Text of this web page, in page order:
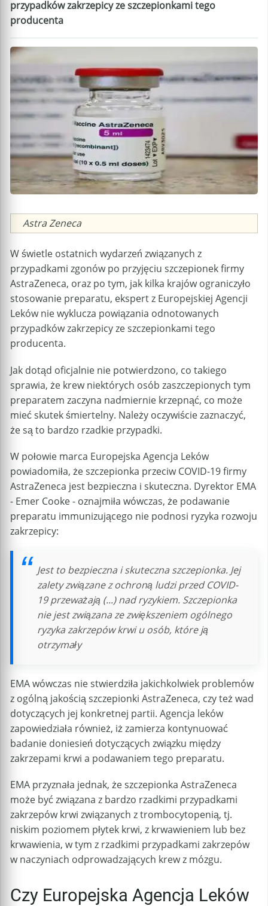
przypadków zakrzepicy ze szczepionkami tego
producenta
Caption
Astra Zeneca
W świetle ostatnich wydarzeń związanych z
przypadkami zgonów po przyjęciu szczepionek firmy
AstraZeneca, oraz po tym, jak kilka krajów ograniczyło
stosowanie preparatu, ekspert z Europejskiej Agencji
Leków nie wyklucza powiązania odnotowanych
przypadków zakrzepicy ze szczepionkami tego
producenta.
Jak dotąd oficjalnie nie potwierdzono, co takiego
sprawia, że krew niektórych osób zaszczepionych tym
preparatem zaczyna nadmiernie krzepnąć, co może
mieć skutek śmiertelny. Należy oczywiście zaznaczyć,
że są to bardzo rzadkie przypadki.
W połowie marca Europejska Agencja Leków
powiadomiła, że szczepionka przeciw COVID-19 firmy
AstraZeneca jest bezpieczna i skuteczna. Dyrektor EMA
- Emer Cooke - oznajmiła wówczas, że podawanie
preparatu immunizującego nie podnosi ryzyka rozwoju
zakrzepicy:
Jest to bezpieczna i skuteczna szczepionka. Jej
zalety związane z ochroną ludzi przed COVID-
19 przeważają (...) nad ryzykiem. Szczepionka
nie jest związana ze zwiększeniem ogólnego
ryzyka zakrzepów krwi u osób, które ją
otrzymały
EMA wówczas nie stwierdziła jakichkolwiek problemów
z ogólną jakością szczepionki AstraZeneca, czy też wad
dotyczących jej konkretnej partii. Agencja leków
zapowiedziała również, iż zamierza kontynuować
badanie doniesień dotyczących związku między
zakrzepami krwi a podawaniem tego preparatu.
EMA przyznała jednak, że szczepionka AstraZeneca
może być związana z bardzo rzadkimi przypadkami
zakrzepów krwi związanych z trombocytopenią, tj.
niskim poziomem płytek krwi, z krwawieniem lub bez
krwawienia, w tym z rzadkimi przypadkami zakrzepów
w naczyniach odprowadzających krew z mózgu.
Czy Europejska Agencja Leków